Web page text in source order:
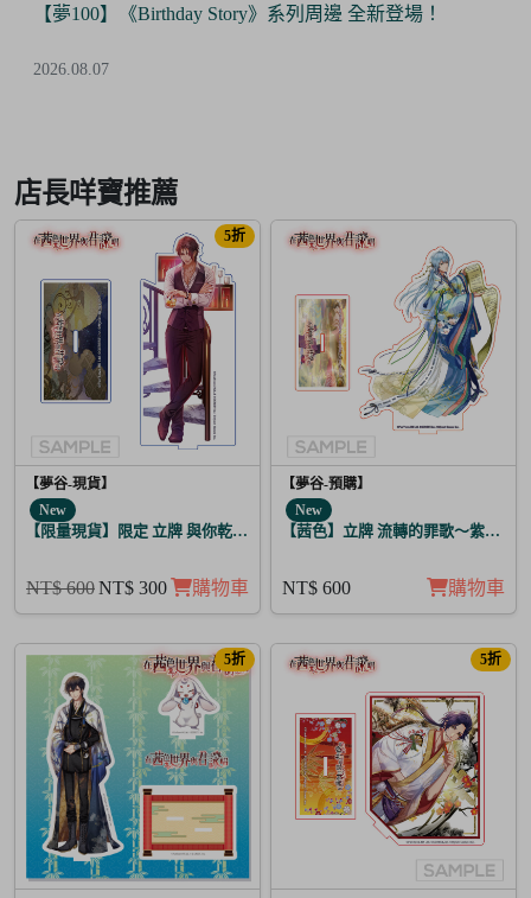
【夢100】《Birthday Story》系列周邊 全新登場！
2026.08.07
6
店長咩寶推薦
5折
【夢谷-現貨】
New
【限量現貨】限定 立牌 與你乾杯 德川光圀
NT$ 600NT$ 300 購物車
【夢谷-預購】
New
【茜色】立牌 流轉的罪歌～紫上清
NT$ 600 購物車
5折 5折